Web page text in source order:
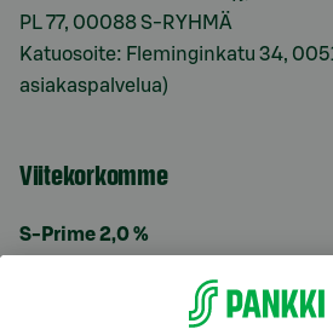
PL 77, 00088 S-RYHMÄ
Katuosoite: Fleminginkatu 34,
asiakaspalvelua)
Viitekorkomme
S-Prime 2,0 %